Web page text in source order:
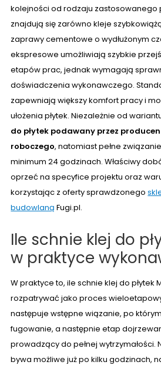
kolejności od rodzaju zastosowanego
znajdują się zarówno kleje
zaprawy cementowe o wydłużonym
ekspresowe umożliwiają szybkie
etapów prac, jednak wymagają
doświadczenia wykonawczego.
zapewniają większy komfort pracy i
ułożenia płytek. Niezależnie od
do płytek podawany przez
roboczego, natomiast pełne
minimum 24 godzinach. Właściwy
oprzeć na specyfice projektu oraz
korzystając z oferty sprawdzonego
budowlaną Fugi.pl.
Ile schnie klej do
w praktyce
W praktyce to, ile schnie klej do płytek
rozpatrywać jako proces
następuje wstępne wiązanie, po
fugowanie, a następnie etap
prowadzący do pełnej wytrzymałości.
bywa możliwe już po kilku godzinach,